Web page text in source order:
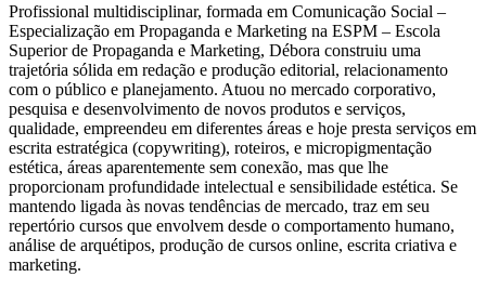
Profissional multidisciplinar, formada em Comunicação Social –
Especialização em Propaganda e Marketing na ESPM – Escola
Superior de Propaganda e Marketing, Débora construiu uma
trajetória sólida em redação e produção editorial, relacionamento
com o público e planejamento. Atuou no mercado corporativo,
pesquisa e desenvolvimento de novos produtos e serviços,
qualidade, empreendeu em diferentes áreas e hoje presta serviços em
escrita estratégica (copywriting), roteiros, e micropigmentação
estética, áreas aparentemente sem conexão, mas que lhe
proporcionam profundidade intelectual e sensibilidade estética. Se
mantendo ligada às novas tendências de mercado, traz em seu
repertório cursos que envolvem desde o comportamento humano,
análise de arquétipos, produção de cursos online, escrita criativa e
marketing.